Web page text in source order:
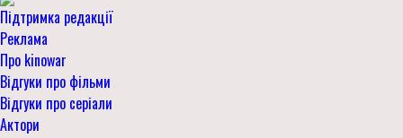
Підтримка редакції
Реклама
Про kinowar
Відгуки про фільми
Відгуки про серіали
Актори